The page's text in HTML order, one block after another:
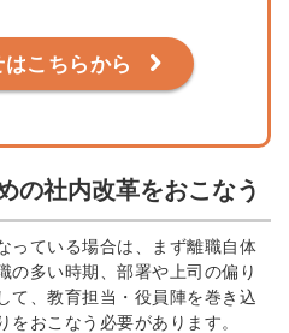
こちらから
の社内改革をおこなう
っている場合は、まず離職自体
の多い時期、部署や上司の偏り
て、教育担当・役員陣を巻き込
をおこなう必要があります。